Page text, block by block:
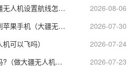
大疆无人机设置航线（大疆无人机设置航线怎么自动避开禁飞区）
2026-08-06
大疆无人机怎么把视频传到苹果手机（大疆无人机视频传输到手机）
2026-07-30
可以飞吗）
2026-07-24
大疆无人机可以代理销售吗?（做大疆无人机代理赚钱么）
2026-07-23